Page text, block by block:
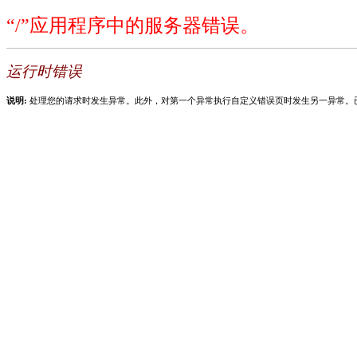
“/”应用程序中的服务器错误。
运行时错误
说明: 处理您的请求时发生异常。此外，对第一个异常执行自定义错误页时发生另一异常。